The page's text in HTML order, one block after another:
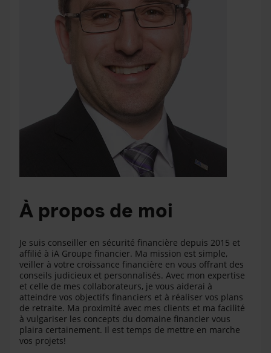
À propos de moi
Je suis conseiller en sécurité financière depuis 2015 et
affilié à iA Groupe financier. Ma mission est simple,
veiller à votre croissance financière en vous offrant des
conseils judicieux et personnalisés. Avec mon expertise
et celle de mes collaborateurs, je vous aiderai à
atteindre vos objectifs financiers et à réaliser vos plans
de retraite. Ma proximité avec mes clients et ma facilité
à vulgariser les concepts du domaine financier vous
plaira certainement. Il est temps de mettre en marche
vos projets!